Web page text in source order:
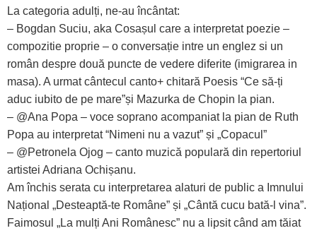
La categoria adulți, ne-au încântat:
– Bogdan Suciu, aka Cosașul care a interpretat poezie –
compozitie proprie – o conversație intre un englez si un
român despre două puncte de vedere diferite (imigrarea in
masa). A urmat cântecul canto+ chitară Poesis “Ce să-ți
aduc iubito de pe mare”și Mazurka de Chopin la pian.
– @Ana Popa – voce soprano acompaniat la pian de Ruth
Popa au interpretat “Nimeni nu a vazut” și „Copacul”
– @Petronela Ojog – canto muzică populară din repertoriul
artistei Adriana Ochișanu.
Am închis serata cu interpretarea alaturi de public a Imnului
Național „Desteaptă-te Române” și „Cântă cucu bată-l vina”.
Faimosul „La mulți Ani Românesc” nu a lipsit când am tăiat